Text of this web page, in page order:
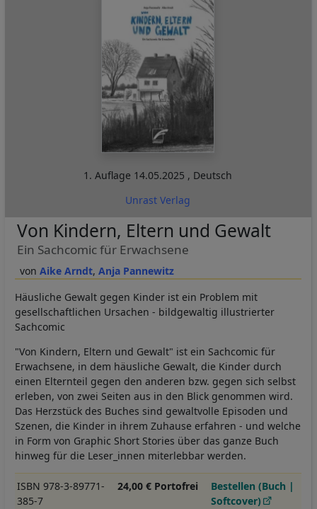
1. Auflage 14.05.2025 , Deutsch
Unrast Verlag
Aike Arndt Anja Pannewitz
Von Kindern, Eltern und Gewalt
Ein Sachcomic für Erwachsene
Häusliche Gewalt gegen Kinder ist ein Problem mit
gesellschaftlichen Ursachen - bildgewaltig illustrierter
Sachcomic
"Von Kindern, Eltern und Gewalt" ist ein Sachcomic für
Erwachsene, in dem häusliche Gewalt, die Kinder durch
einen Elternteil gegen den anderen bzw. gegen sich selbst
erleben, von zwei Seiten aus in den Blick genommen wird.
Das Herzstück des Buches sind gewaltvolle Episoden und
Szenen, die Kinder in ihrem Zuhause erfahren - und welche
in Form von Graphic Short Stories über das ganze Buch
hinweg für die Leser_innen miterlebbar werden.
ISBN 978-3-89771-
385-7
24,00 € Portofrei
Bestellen (Buch |
Softcover)